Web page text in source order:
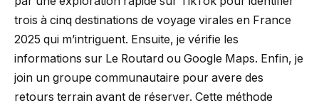
trois à cinq destinations de voyage virales en France
2025 qui m’intriguent. Ensuite, je vérifie les
informations sur Le Routard ou Google Maps. Enfin, je
join un groupe communautaire pour avere des
retours terrain avant de réserver. Cette méthode